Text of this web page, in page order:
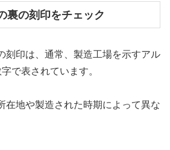
裏の刻印をチェック
刻印は、通常、製造工場を示すアル
で表されています。
在地や製造された時期によって異な